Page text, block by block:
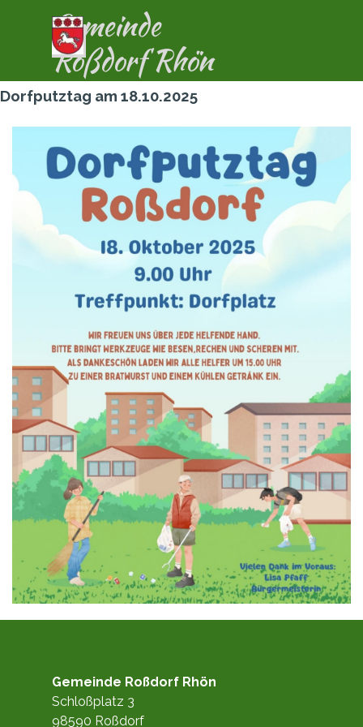
Menü überspringen
Gemeinde
Roßdorf Rhön
Dorfputztag am 18.10.2025
Gemeinde Roßdorf Rhön
Schloßplatz 3
98590 Roßdorf